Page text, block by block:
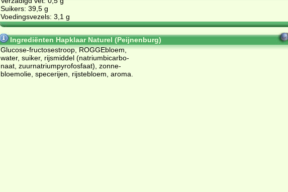
Suikers: 39,5 g
Voedingsvezels: 3,1 g
Ingrediënten Hapklaar Naturel (Peijnenburg)
Glu­co­se-fruc­to­se­stroop, ROG­GEbloem,
wa­ter, sui­ker, rijs­mid­del (na­tri­um­bi­car­bo­
naat, zuur­na­tri­um­py­ro­fos­faat), zon­ne­
bloem­olie, spe­ce­rij­en, rijs­te­bloem, aro­ma.